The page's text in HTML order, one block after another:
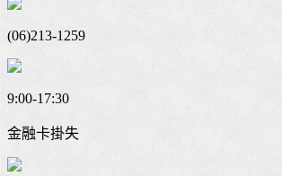
(06)213-1259
9:00-17:30
金融卡掛失